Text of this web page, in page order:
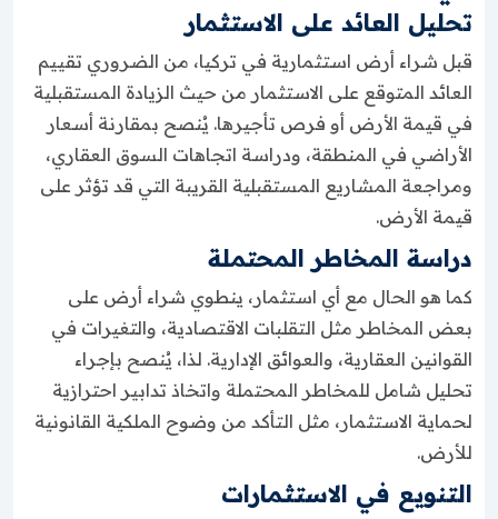
تحليل العائد على الاستثمار
قبل شراء أرض استثمارية في تركيا، من الضروري تقييم
العائد المتوقع على الاستثمار من حيث الزيادة المستقبلية
في قيمة الأرض أو فرص تأجيرها. يُنصح بمقارنة أسعار
الأراضي في المنطقة، ودراسة اتجاهات السوق العقاري،
ومراجعة المشاريع المستقبلية القريبة التي قد تؤثر على
قيمة الأرض.
دراسة المخاطر المحتملة
كما هو الحال مع أي استثمار، ينطوي شراء أرض على
بعض المخاطر مثل التقلبات الاقتصادية، والتغيرات في
القوانين العقارية، والعوائق الإدارية. لذا، يُنصح بإجراء
تحليل شامل للمخاطر المحتملة واتخاذ تدابير احترازية
لحماية الاستثمار، مثل التأكد من وضوح الملكية القانونية
للأرض.
التنويع في الاستثمارات